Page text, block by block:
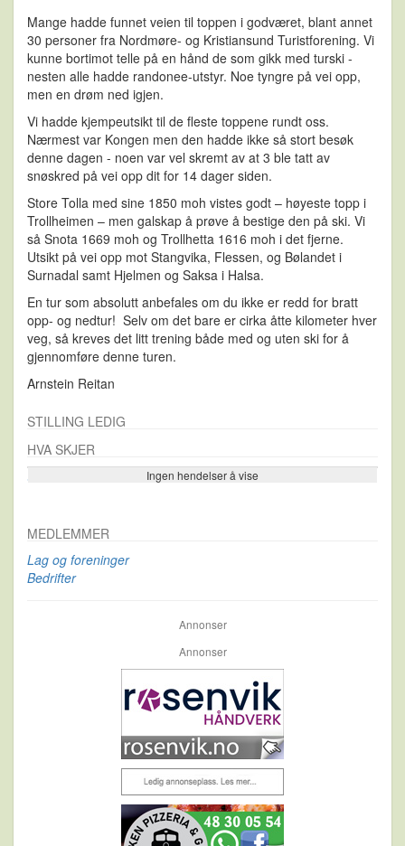
Mange hadde funnet veien til toppen i godværet, blant annet
30 personer fra Nordmøre- og Kristiansund Turistforening. Vi
kunne bortimot telle på en hånd de som gikk med turski -
nesten alle hadde randonee-utstyr. Noe tyngre på vei opp,
men en drøm ned igjen.
Vi hadde kjempeutsikt til de fleste toppene rundt oss.
Nærmest var Kongen men den hadde ikke så stort besøk
denne dagen - noen var vel skremt av at 3 ble tatt av
snøskred på vei opp dit for 14 dager siden.
Store Tolla med sine 1850 moh vistes godt – høyeste topp i
Trollheimen – men galskap å prøve å bestige den på ski. Vi
så Snota 1669 moh og Trollhetta 1616 moh i det fjerne.
Utsikt på vei opp mot Stangvika, Flessen, og Bølandet i
Surnadal samt Hjelmen og Saksa i Halsa.
En tur som absolutt anbefales om du ikke er redd for bratt
opp- og nedtur! Selv om det bare er cirka åtte kilometer hver
veg, så kreves det litt trening både med og uten ski for å
gjennomføre denne turen.
Arnstein Reitan
STILLING LEDIG
HVA SKJER
Ingen hendelser å vise
Se flere…
MEDLEMMER
Lag og foreninger
Bedrifter
Annonser
Annonser